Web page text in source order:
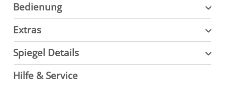
Bedienung
Extras
Spiegel Details
Hilfe & Service